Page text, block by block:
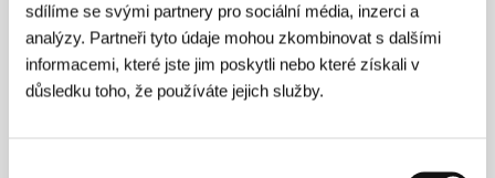
sdílíme se svými partnery pro sociální média, inzerci a
analýzy. Partneři tyto údaje mohou zkombinovat s dalšími
informacemi, které jste jim poskytli nebo které získali v
důsledku toho, že používáte jejich služby.
Burak Çevik(1993, Istanbul, Turecko). Vybraná
filmografie:
Beklerken (2010, kr.),
(2018),Aidiyet(2019),A Woman Escapes